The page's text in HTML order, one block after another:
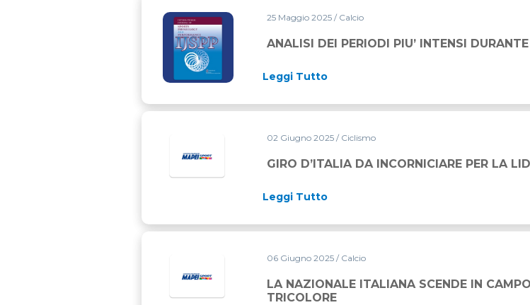
ANALISI DEI PERIODI PIU’ INTENSI DURANTE LE PARTITE DI CALCIO
25 Maggio 2025 / Calcio
ANALISI DEI PERIODI PIU’ INTENSI
Leggi Tutto
02 Giugno 2025 / Ciclismo
GIRO D’ITALIA DA INCORNICIARE PER LA
Leggi Tutto
06 Giugno 2025 / Calcio
LA NAZIONALE ITALIANA SCENDE IN
TRICOLORE